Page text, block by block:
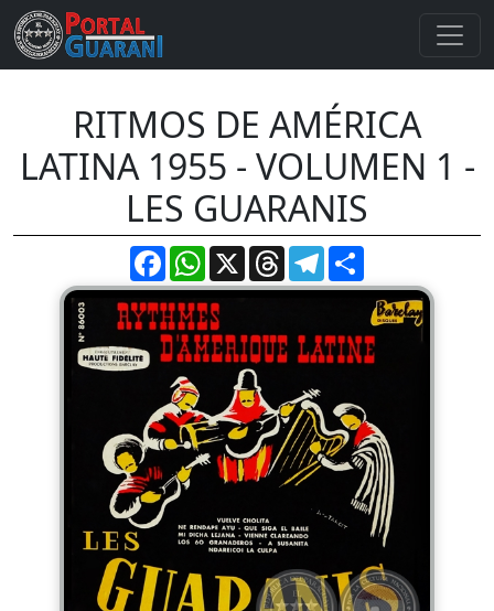
RITMOS DE AMÉRICA
LATINA 1955 - VOLUMEN 1 -
LES GUARANIS
FacebookWhatsApp
X ThreadsTelegram